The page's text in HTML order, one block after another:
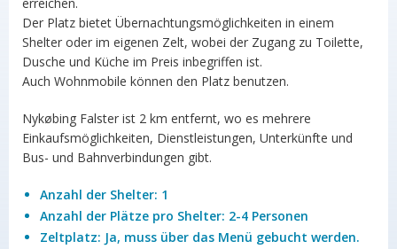
Der Platz bietet Übernachtungsmöglichkeiten in einem
Shelter oder im eigenen Zelt, wobei der Zugang zu Toilette,
Dusche und Küche im Preis inbegriffen ist.
Auch Wohnmobile können den Platz benutzen.
Nykøbing Falster ist 2 km entfernt, wo es mehrere
Einkaufsmöglichkeiten, Dienstleistungen, Unterkünfte und
Bus- und Bahnverbindungen gibt.
Anzahl der Shelter: 1
Anzahl der Plätze pro Shelter: 2-4 Personen
Zeltplatz: Ja, muss über das Menü gebucht werden.